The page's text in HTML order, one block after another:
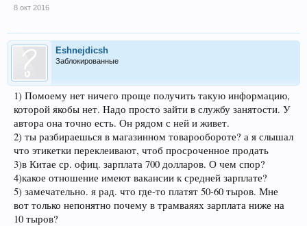
8 окт 2016
Eshnejdicsh
Заблокированные
1) Помоему нет ничего проще получить такую информацию,
которой якобы нет. Надо просто зайти в службу занятости. У
автора она точно есть. Он рядом с ней и живет.
2) ты разбираешься в магазинном товарообороте? а я слышал
что этикетки переклеивают, чтоб просроченное продать
3)в Китае ср. офиц. зарплата 700 долларов. О чем спор?
4)какое отношение имеют вакансии к средней зарплате?
5) замечательно. я рад. что где-то платят 50-60 тыров. Мне
вот только непонятно почему в трамваяях зарплата ниже на
10 тыров?